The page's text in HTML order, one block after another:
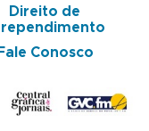
Direito de
Fale Conosco